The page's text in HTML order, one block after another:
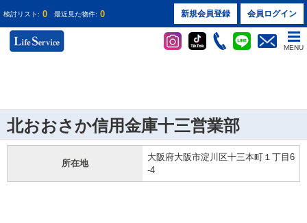
検討リスト: 0 最近見た物件: 0 新規会員登録 会員ログイン
MENU
北おおさか信用金庫十三営業部
所在地
大阪府大阪市淀川区十三本町１丁目6
-4